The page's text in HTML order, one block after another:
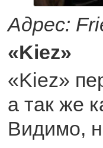
Адрес:
«Kiez»
«Kiez»
а так же
Видимо,